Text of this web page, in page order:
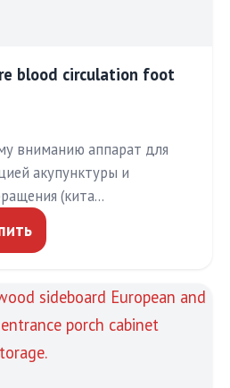
blood circulation foot
вниманию аппарат для
акупунктуры и
(кита…